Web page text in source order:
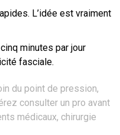
L’idée est vraiment
minutes par jour
fasciale.
du point de pression,
consulter un pro avant
médicaux, chirurgie